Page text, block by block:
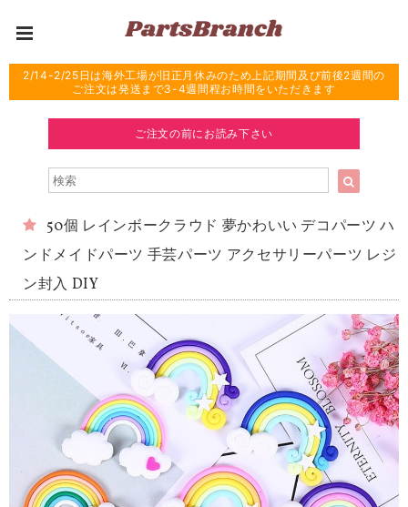
2/14-2/25日は海外工場が旧正月休みのため上記期間及び前後2週間の
ご注文は発送まで3-4週間程お時間をいただきます
ご注文の前にお読み下さい
50個 レインボークラウド 夢かわいい デコパーツ ハ
ンドメイドパーツ 手芸パーツ アクセサリーパーツ レジ
ン封入 DIY